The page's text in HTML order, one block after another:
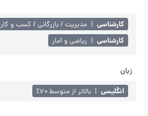
کارشناسی | مدیریت / بازرگانی / کسب و کار
کارشناسی | ریاضی و آمار
زبان
انگلیسی | بالاتر از متوسط ۷۰٪